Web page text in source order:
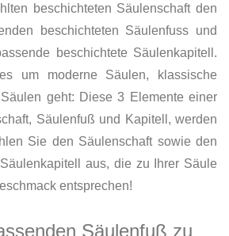
beschichteten Säulenschaft den
beschichteten Säulenfuss und
beschichtete Säulenkapitell.
um moderne Säulen, klassische
geht: Diese 3 Elemente einer
Säulenfuß und Kapitell, werden
Sie den Säulenschaft sowie den
aus, die zu Ihrer Säule
entsprechen!
Säulenfuß zu